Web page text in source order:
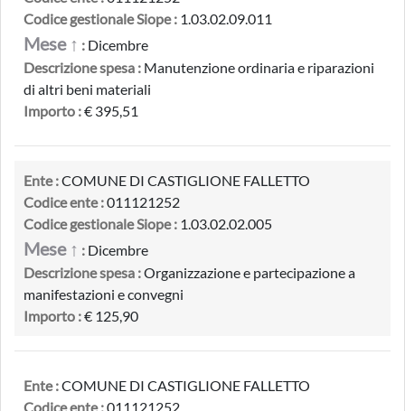
Codice gestionale Siope : 1.03.02.09.011
Mese ↑ : Dicembre
Descrizione spesa : Manutenzione ordinaria e riparazioni
di altri beni materiali
Importo :€ 395,51
Ente :COMUNE DI CASTIGLIONE FALLETTO
Codice ente :011121252
Codice gestionale Siope : 1.03.02.02.005
Mese ↑ : Dicembre
Descrizione spesa :Organizzazione e partecipazione a
manifestazioni e convegni
Importo :€ 125,90
Ente :COMUNE DI CASTIGLIONE FALLETTO
Codice ente :011121252